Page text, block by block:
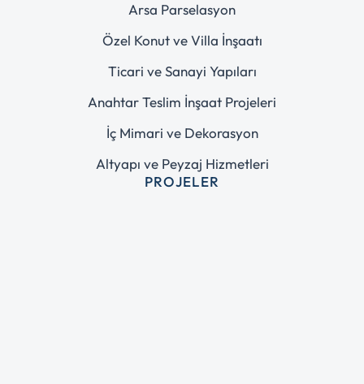
Arsa Parselasyon
Özel Konut ve Villa İnşaatı
Ticari ve Sanayi Yapıları
Anahtar Teslim İnşaat Projeleri
İç Mimari ve Dekorasyon
Altyapı ve Peyzaj Hizmetleri
PROJELER